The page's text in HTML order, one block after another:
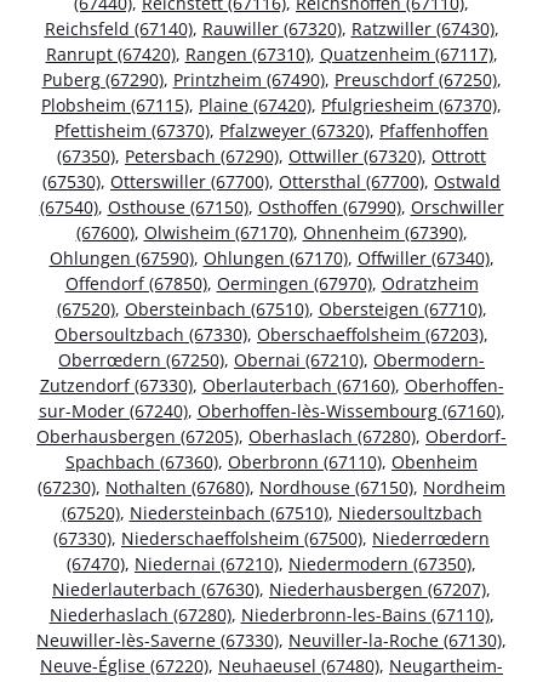
Reichsfeld (67140), Rauwiller (67320), Ratzwiller (67430),
Ranrupt (67420), Rangen (67310), Quatzenheim (67117),
Puberg (67290), Printzheim (67490), Preuschdorf (67250),
Plobsheim (67115), Plaine (67420), Pfulgriesheim (67370),
Pfettisheim (67370), Pfalzweyer (67320), Pfaffenhoffen
(67350), Petersbach (67290), Ottwiller (67320), Ottrott
(67530), Otterswiller (67700), Ottersthal (67700), Ostwald
(67540), Osthouse (67150), Osthoffen (67990), Orschwiller
(67600), Olwisheim (67170), Ohnenheim (67390),
Ohlungen (67590), Ohlungen (67170), Offwiller (67340),
Offendorf (67850), Oermingen (67970), Odratzheim
(67520), Obersteinbach (67510), Obersteigen (67710),
Obersoultzbach (67330), Oberschaeffolsheim (67203),
Oberrœdern (67250), Obernai (67210), Obermodern-
Zutzendorf (67330), Oberlauterbach (67160), Oberhoffen-
sur-Moder (67240), Oberhoffen-lès-Wissembourg (67160),
Oberhausbergen (67205), Oberhaslach (67280), Oberdorf-
Spachbach (67360), Oberbronn (67110), Obenheim
(67230), Nothalten (67680), Nordhouse (67150), Nordheim
(67520), Niedersteinbach (67510), Niedersoultzbach
(67330), Niederschaeffolsheim (67500), Niederrœdern
(67470), Niedernai (67210), Niedermodern (67350),
Niederlauterbach (67630), Niederhausbergen (67207),
Niederhaslach (67280), Niederbronn-les-Bains (67110),
Neuwiller-lès-Saverne (67330), Neuviller-la-Roche (67130),
Neuve-Église (67220), Neuhaeusel (67480), Neugartheim-